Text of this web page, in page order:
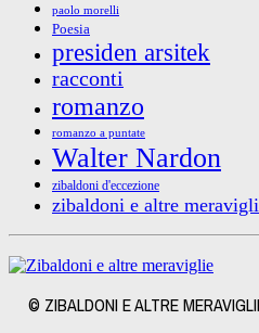
paolo morelli
Poesia
presiden arsitek
racconti
romanzo
romanzo a puntate
Walter Nardon
zibaldoni d'eccezione
zibaldoni e altre
© ZIBALDONI E ALTRE